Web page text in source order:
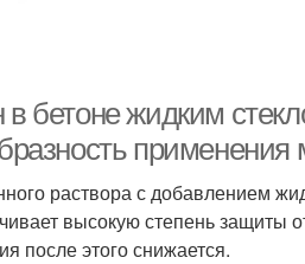
бетоне жидким
применения
раствора с добавлением
высокую степень защиты
после этого снижается.